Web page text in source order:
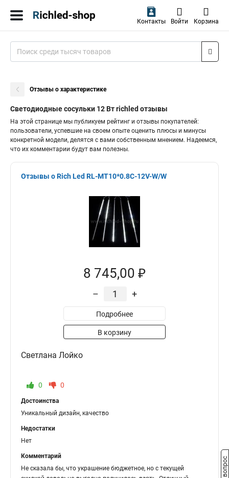
Контакты Войти Корзина
Отзывы о характеристике
Светодиодные сосульки 12 Вт richled отзывы
На этой странице мы публикуем рейтинг и отзывы покупателей:
пользователи, успевшие на своем опыте оценить плюсы и минусы
конкретной модели, делятся с вами собственным мнением. Надеемся,
что их комментарии будут вам полезны.
Отзывы о Rich Led RL-MT10*0.8C-12V-W/W
8 745,00 ₽
– +
Подробнее
В корзину
Светлана Лойко
0 0
Достоинства
Уникальный дизайн, качество
Недостатки
Нет
Комментарий
Не сказала бы, что украшение бюджетное, но с текущей